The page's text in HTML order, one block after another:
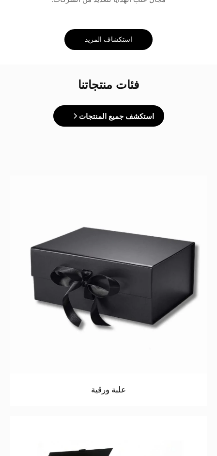
استكشاف المزيد
فئات منتجاتنا
استكشف جميع المنتجات
علبة ورقية